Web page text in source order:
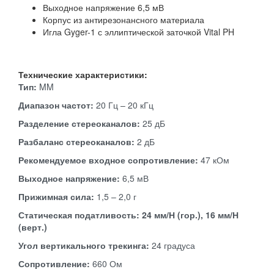
Выходное напряжение 6,5 мВ
Корпус из антирезонансного материала
Игла Gyger-1 с эллиптической заточкой Vital PH
Технические характеристики:
Тип: MM
Диапазон частот: 20 Гц – 20 кГц
Разделение стереоканалов: 25 дБ
Разбаланс стереоканалов: 2 дБ
Рекомендуемое входное сопротивление: 47 кОм
Выходное напряжение: 6,5 мВ
Прижимная сила: 1,5 – 2,0 г
Статическая податливость: 24 мм/Н (гор.), 16 мм/Н
(верт.)
Угол вертикального трекинга: 24 градуса
Сопротивление: 660 Ом